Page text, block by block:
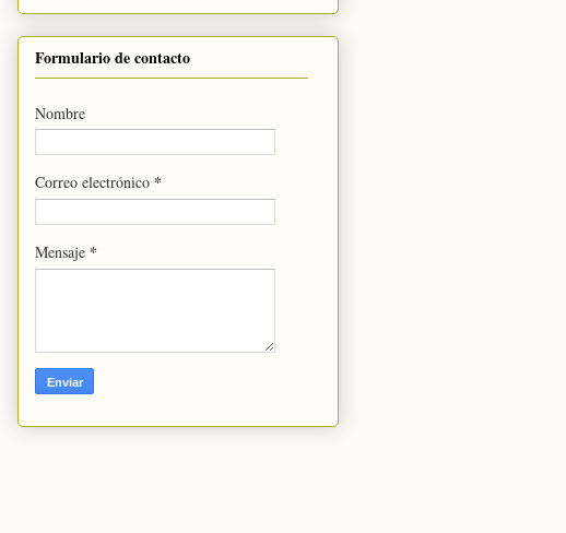
Formulario de contacto
Nombre
Correo electrónico *
Mensaje *